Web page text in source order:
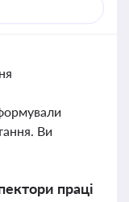
Ви
праці